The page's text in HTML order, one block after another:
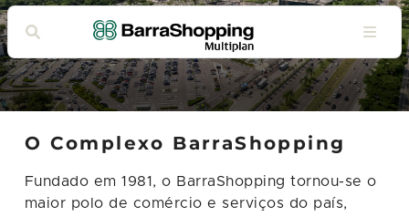
Bem-vindo ao BarraShopping
O Complexo BarraShopping
Fundado em 1981, o BarraShopping tornou-se o
maior polo de comércio e serviços do país,